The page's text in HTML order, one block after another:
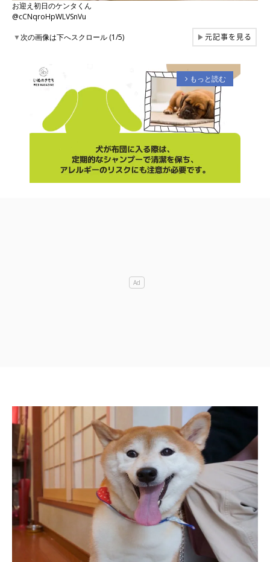
お迎え初日のケンタくん
@cCNqroHpWLVSnVu
▼次の画像は下へスクロール (1/5) ▶元記事を見る
arrow_forward_ios もっと読む